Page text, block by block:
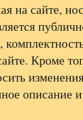
на сайте,
Кроме
описание